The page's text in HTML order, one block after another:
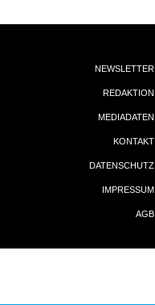
NEWSLETTER
REDAKTION
MEDIADATEN
KONTAKT
DATENSCHUTZ
IMPRESSUM
AGB